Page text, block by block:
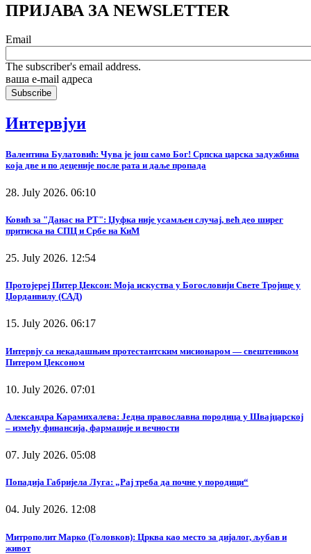
ПРИЈАВА ЗА NEWSLETTER
Email
The subscriber's email address.
ваша е-mail адреса
Интервјуи
Валентина Булатовић: Чува је још само Бог! Српска царска задужбина
која две и по деценије после рата и даље пропада
28. July 2026. 06:10
Ковић за "Данас на РТ": Џуфка није усамљен случај, већ део ширег
притиска на СПЦ и Србе на КиМ
25. July 2026. 12:54
Протојереј Питер Џексон: Моја искуства у Богословији Свете Тројице у
Џорданвилу (САД)
15. July 2026. 06:17
Интервју са некадашњим протестантским мисионаром — свештеником
Питером Џексоном
10. July 2026. 07:01
Александра Карамихалева: Једна православна породица у Швајцарској
– између финансија, фармације и вечности
07. July 2026. 05:08
Попадија Габријела Луга: „Рај треба да почне у породици“
04. July 2026. 12:08
Митрополит Марко (Головков): Црква као место за дијалог, љубав и
живот